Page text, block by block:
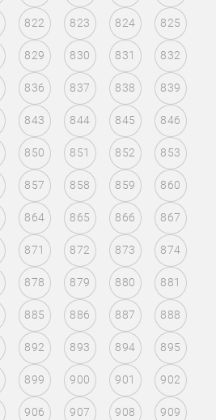
822 823 824 825
829 830 831 832
836 837 838 839
843 844 845 846
850 851 852 853
857 858 859 860
864 865 866 867
871 872 873 874
878 879 880 881
885 886 887 888
892 893 894 895
899 900 901 902
906 907 908 909